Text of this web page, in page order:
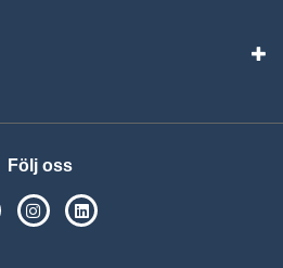
Följ oss
SPSM på Facebook
SPSM på Instagram